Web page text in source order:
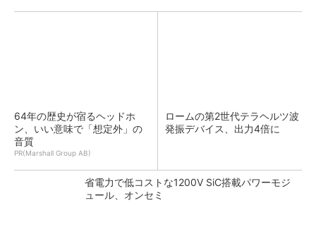
64年の歴史が宿るヘッドホ
ン、いい意味で「想定外」の
音質
PR(Marshall Group AB)
ロームの第2世代テラヘルツ波
発振デバイス、出力4倍に
省電力で低コストな1200V SiC搭載パワーモジ
ュール、オンセミ